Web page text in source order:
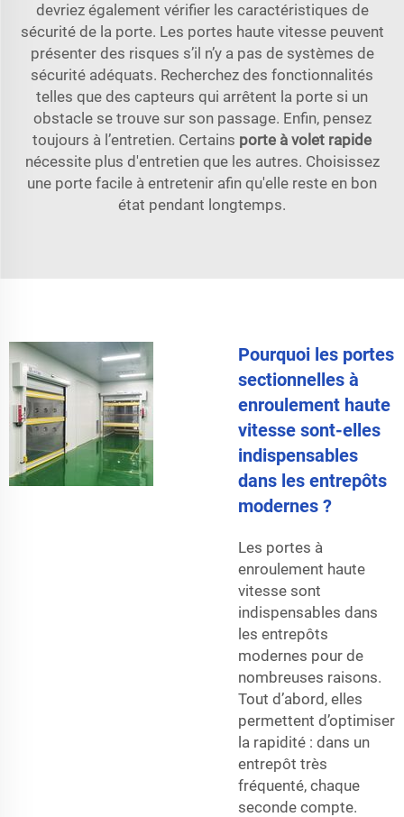
devriez également vérifier les caractéristiques de
sécurité de la porte. Les portes haute vitesse peuvent
présenter des risques s’il n’y a pas de systèmes de
sécurité adéquats. Recherchez des fonctionnalités
telles que des capteurs qui arrêtent la porte si un
obstacle se trouve sur son passage. Enfin, pensez
toujours à l’entretien. Certains porte à volet rapide
nécessite plus d'entretien que les autres. Choisissez
une porte facile à entretenir afin qu'elle reste en bon
état pendant longtemps.
Pourquoi les portes
sectionnelles à
enroulement haute
vitesse sont-elles
indispensables
dans les entrepôts
modernes ?
Les portes à
enroulement haute
vitesse sont
indispensables dans
les entrepôts
modernes pour de
nombreuses raisons.
Tout d’abord, elles
permettent d’optimiser
la rapidité : dans un
entrepôt très
fréquenté, chaque
seconde compte.